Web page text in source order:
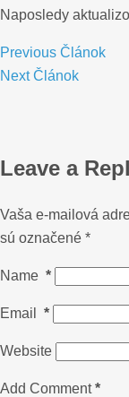
Naposledy
Previous Článok
NextČlánok
Leave a
Vaša e-mailová
sú označené *
Name *
Email *
Website
Add Comment*